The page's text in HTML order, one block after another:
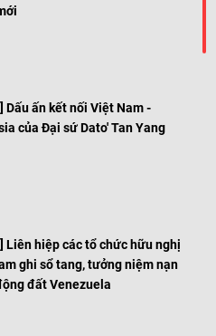
Dấu ấn kết nối Việt Nam -
của Đại sứ Dato' Tan Yang
Liên hiệp các tổ chức hữu nghị
ghi sổ tang, tưởng niệm nạn
đất Venezuela